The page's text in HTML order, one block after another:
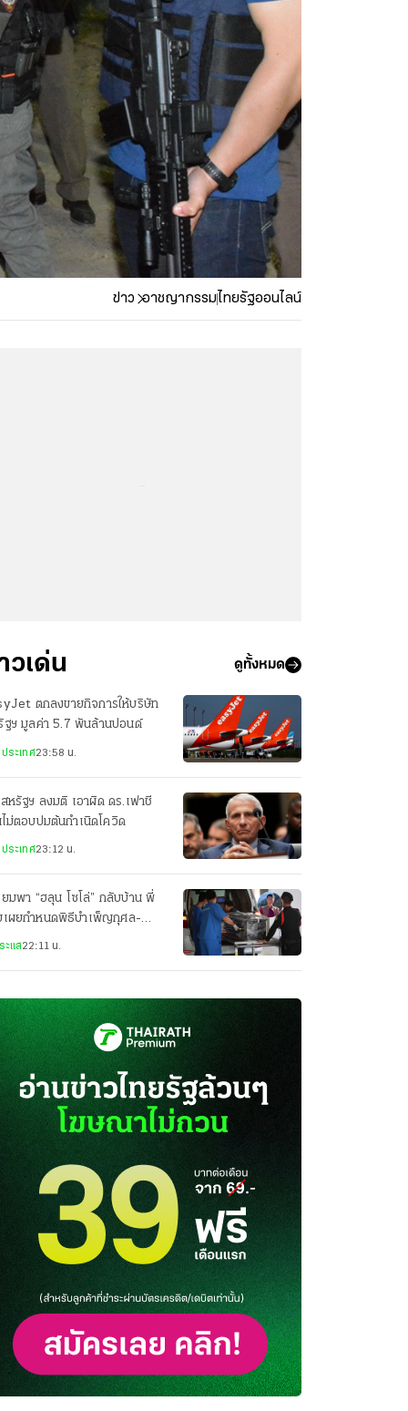
ข่าว อาชญากรรมไทยรัฐออนไลน์
วเด่น ดูทั้งหมด
ตกลงขายกิจการให้บริษัท
ฐฯ มูลค่า 5.7 พันล้านปอนด์
ระเทศ23:58 น.
หรัฐฯ ลงมติ เอาผิด ดร.เฟาชี
ไม่ตอบปมต้นกำเนิดโควิด
ระเทศ23:12 น.
ยมพา “ฮลุน โซโล่” กลับบ้าน พี่
เผยกำหนดพิธีบำเพ็ญกุศล-
ะแส22:11 น.